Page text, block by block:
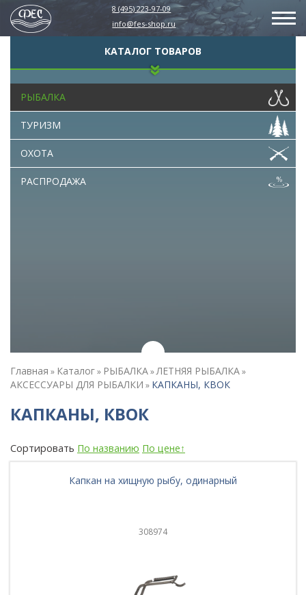
8 (495) 223-97-09
info@fes-shop.ru
КАТАЛОГ ТОВАРОВ
РЫБАЛКА
ТУРИЗМ
ОХОТА
РАСПРОДАЖА
Главная » Каталог» РЫБАЛКА»ЛЕТНЯЯ РЫБАЛКА»
АКСЕССУАРЫ ДЛЯ РЫБАЛКИ » КАПКАНЫ, КВОК
КАПКАНЫ, КВОК
Сортировать По названию По цене↑
Капкан на хищную рыбу, одинарный
308974